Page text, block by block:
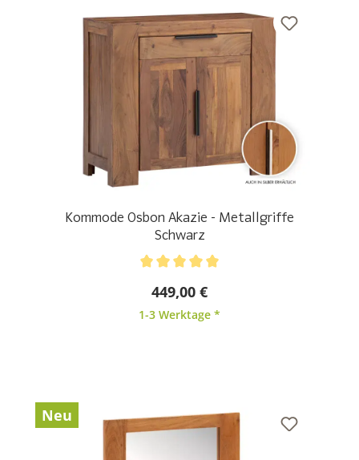
Kommode Osbon Akazie - Metallgriffe
Schwarz
449,00 €
1-3 Werktage *
Neu